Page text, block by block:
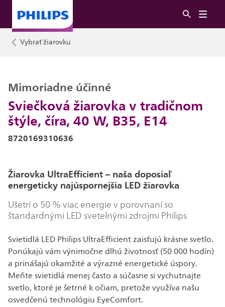
Vybrať žiarovku
Sviečková žiarovka v tradičnom
štýle, číra, 40 W, B35, E14
Mimoriadne účinné
8720169310636
Žiarovka UltraEfficient – naša doposiaľ
energeticky najúspornejšia LED žiarovka
Ušetrí o 50 % viac energie v porovnaní so
štandardnými LED svetelnými zdrojmi Philips
Svietidlá LED Philips UltraEfficient zaisťujú krásne svetlo.
Ponúkajú vám výnimočne dlhú životnosť (50 000 hodín)
a prinášajú okamžité a výrazné energetické úspory.
Meňte svietidlá menej často a súčasne si vychutnajte
svetlo, ktoré je šetrné k očiam, pretože využíva našu
osvedčenú technológiu EyeComfort.